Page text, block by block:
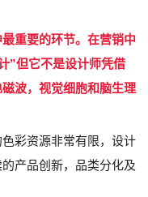
重要的环节。在营销中
”但它不是设计师凭借
波，视觉细胞和脑生理
彩资源非常有限，设计
产品创新，品类分化及